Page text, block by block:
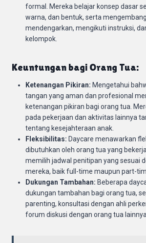
formal. Mereka belajar konsep dasar
warna, dan bentuk, serta
mendengarkan, mengikuti instruksi,
kelompok.
Keuntungan bagi Orang Tua:
Ketenangan Pikiran: Mengetahui
tangan yang aman dan profesional
ketenangan pikiran bagi orang tua.
pada pekerjaan dan aktivitas lainnya
tentang kesejahteraan anak.
Fleksibilitas: Daycare menawarkan
dibutuhkan oleh orang tua yang
memilih jadwal penitipan yang sesuai
mereka, baik full-time maupun part-
Dukungan Tambahan: Beberapa
dukungan tambahan bagi orang tua,
parenting, konsultasi dengan ahli
forum diskusi dengan orang tua lainnya.